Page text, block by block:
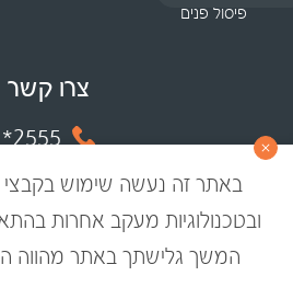
פיסול פנים
צרו קשר
2555*
ובטכנולוגיות מעקב אחרות
המשך גלישתך באתר מהווה